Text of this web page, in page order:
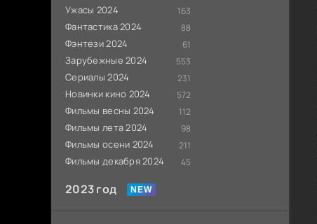
Ужасы 2024 163
Фантастика 2024 88
Фэнтези 2024 61
Зарубежные 2024 553
Сериалы 2024 231
Новинки кино 2024 572
Фильмы весны 2024 112
Фильмы лета 2024 98
Фильмы осени 2024 211
Фильмы декабря 2024 45
2023 год